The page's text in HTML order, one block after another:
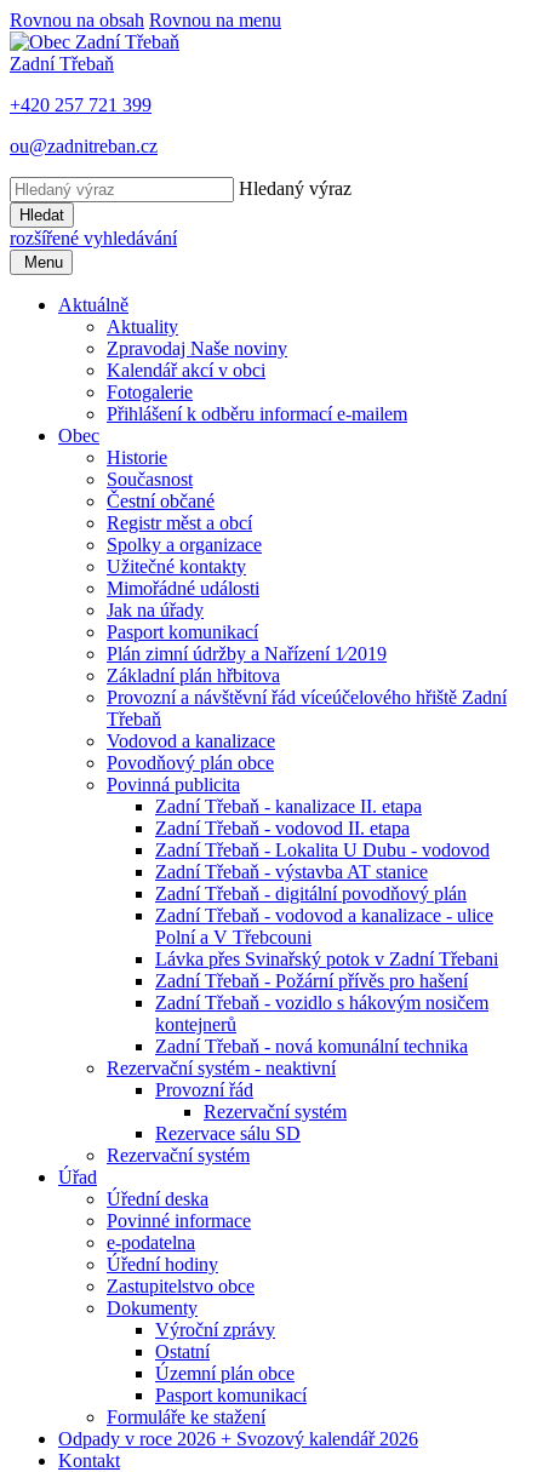
Rovnou na obsah Rovnou na menu
Zadní Třebaň
+420 257 721 399
ou@zadnitreban.cz
Hledaný výraz
Hledat
rozšířené vyhledávání
Menu
Aktuálně
Aktuality
Zpravodaj Naše noviny
Kalendář akcí v obci
Fotogalerie
Přihlášení k odběru informací e-mailem
Obec
Historie
Současnost
Čestní občané
Registr měst a obcí
Spolky a organizace
Užitečné kontakty
Mimořádné události
Jak na úřady
Pasport komunikací
Plán zimní údržby a Nařízení 1⁄2019
Základní plán hřbitova
Provozní a návštěvní řád víceúčelového hřiště Zadní
Třebaň
Vodovod a kanalizace
Povodňový plán obce
Povinná publicita
Zadní Třebaň - kanalizace II. etapa
Zadní Třebaň - vodovod II. etapa
Zadní Třebaň - Lokalita U Dubu - vodovod
Zadní Třebaň - výstavba AT stanice
Zadní Třebaň - digitální povodňový plán
Zadní Třebaň - vodovod a kanalizace - ulice
Polní a V Třebcouni
Lávka přes Svinařský potok v Zadní Třebani
Zadní Třebaň - Požární přívěs pro hašení
Zadní Třebaň - vozidlo s hákovým nosičem
kontejnerů
Zadní Třebaň - nová komunální technika
Rezervační systém - neaktivní
Provozní řád
Rezervační systém
Rezervace sálu SD
Rezervační systém
Úřad
Úřední deska
Povinné informace
e-podatelna
Úřední hodiny
Zastupitelstvo obce
Dokumenty
Výroční zprávy
Ostatní
Územní plán obce
Pasport komunikací
Formuláře ke stažení
Odpady v roce 2026 + Svozový kalendář 2026
Kontakt